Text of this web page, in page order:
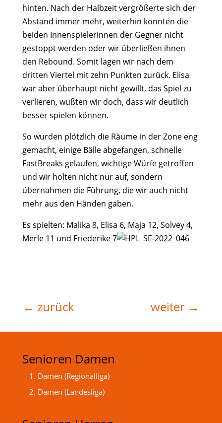
hinten. Nach der Halbzeit vergrößerte sich der
Abstand immer mehr, weiterhin konnten die
beiden Innenspielerinnen der Gegner nicht
gestoppt werden oder wir überließen ihnen
den Rebound. Somit lagen wir nach dem
dritten Viertel mit zehn Punkten zurück. Elisa
war aber überhaupt nicht gewillt, das Spiel zu
verlieren, wußten wir doch, dass wir deutlich
besser spielen können.
So wurden plötzlich die Räume in der Zone eng
gemacht, einige Bälle abgefangen, schnelle
FastBreaks gelaufen, wichtige Würfe getroffen
und wir holten nicht nur auf, sondern
übernahmen die Führung, die wir auch nicht
mehr aus den Händen gaben.
Es spielten: Malika 8, Elisa 6, Maja 12, Solvey 4,
Merle 11 und Friederike 7
← zurück weiter →
Senioren Damen
1. Damen (Regionalliga)
2. Damen (Landesliga)